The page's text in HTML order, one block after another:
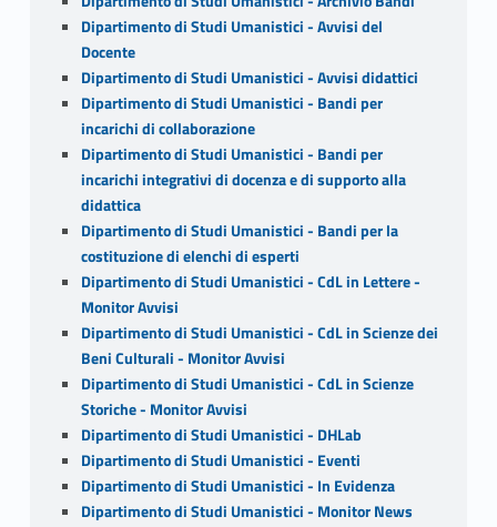
Dipartimento di Studi Umanistici - Avvisi del
Docente
Dipartimento di Studi Umanistici - Avvisi didattici
Dipartimento di Studi Umanistici - Bandi per
incarichi di collaborazione
Dipartimento di Studi Umanistici - Bandi per
incarichi integrativi di docenza e di supporto alla
didattica
Dipartimento di Studi Umanistici - Bandi per la
costituzione di elenchi di esperti
Dipartimento di Studi Umanistici - CdL in Lettere -
Monitor Avvisi
Dipartimento di Studi Umanistici - CdL in Scienze dei
Beni Culturali - Monitor Avvisi
Dipartimento di Studi Umanistici - CdL in Scienze
Storiche - Monitor Avvisi
Dipartimento di Studi Umanistici - DHLab
Dipartimento di Studi Umanistici - Eventi
Dipartimento di Studi Umanistici - In Evidenza
Dipartimento di Studi Umanistici - Monitor News